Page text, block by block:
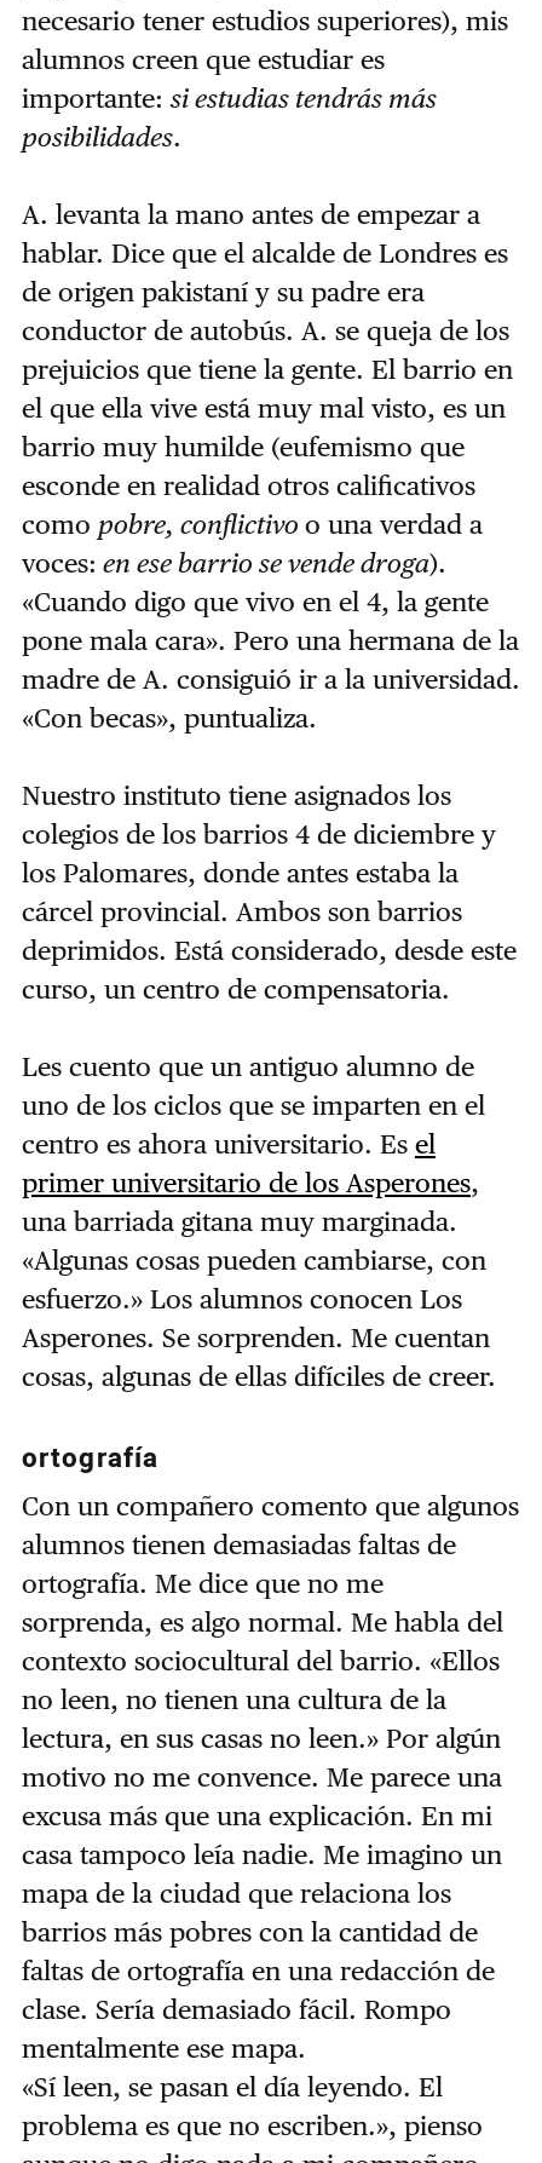
necesario tener estudios superiores), mis
alumnos creen que estudiar es
importante: si estudias tendrás más
posibilidades.
A. levanta la mano antes de empezar a
hablar. Dice que el alcalde de Londres es
de origen pakistaní y su padre era
conductor de autobús. A. se queja de los
prejuicios que tiene la gente. El barrio en
el que ella vive está muy mal visto, es un
barrio muy humilde (eufemismo que
esconde en realidad otros calificativos
como pobre, conflictivo o una verdad a
voces: en ese barrio se vende droga).
«Cuando digo que vivo en el 4, la gente
pone mala cara». Pero una hermana de la
madre de A. consiguió ir a la universidad.
«Con becas», puntualiza.
Nuestro instituto tiene asignados los
colegios de los barrios 4 de diciembre y
los Palomares, donde antes estaba la
cárcel provincial. Ambos son barrios
deprimidos. Está considerado, desde este
curso, un centro de compensatoria.
Les cuento que un antiguo alumno de
uno de los ciclos que se imparten en el
centro es ahora universitario. Es el
primer universitario de los Asperones,
una barriada gitana muy marginada.
«Algunas cosas pueden cambiarse, con
esfuerzo.» Los alumnos conocen Los
Asperones. Se sorprenden. Me cuentan
cosas, algunas de ellas difíciles de creer.
ortografía
Con un compañero comento que algunos
alumnos tienen demasiadas faltas de
ortografía. Me dice que no me
sorprenda, es algo normal. Me habla del
contexto sociocultural del barrio. «Ellos
no leen, no tienen una cultura de la
lectura, en sus casas no leen.» Por algún
motivo no me convence. Me parece una
excusa más que una explicación. En mi
casa tampoco leía nadie. Me imagino un
mapa de la ciudad que relaciona los
barrios más pobres con la cantidad de
faltas de ortografía en una redacción de
clase. Sería demasiado fácil. Rompo
mentalmente ese mapa.
«Sí leen, se pasan el día leyendo. El
problema es que no escriben.», pienso